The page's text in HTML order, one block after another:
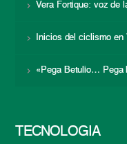
Vera Fortique: voz de
Inicios del ciclismo en
«Pega Betulio… Pega
TECNOLOGÍA